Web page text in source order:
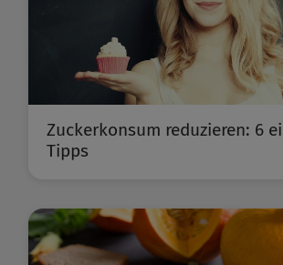
Zuckerkonsum reduzieren: 6
Tipps